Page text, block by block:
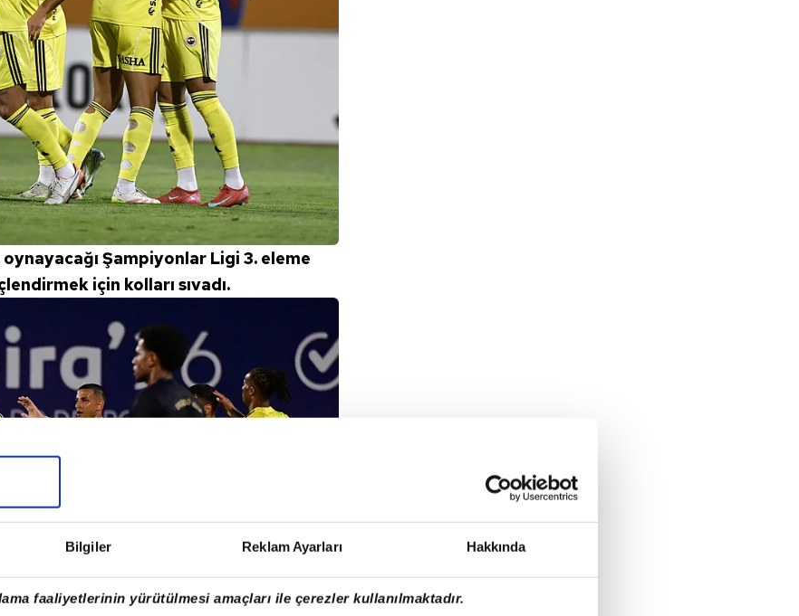
Bilgiler Reklam Ayarları Hakkında
faaliyetlerinin yürütülmesi amaçları ile çerezler kullanılmaktadır.
Şampiyonlar Ligi 3. eleme
için kolları sıvadı.